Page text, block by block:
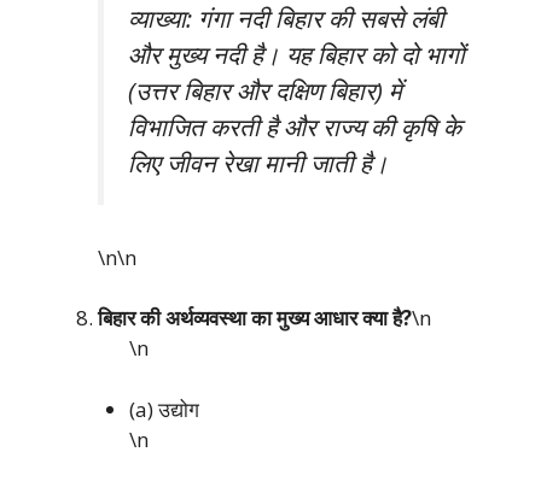
व्याख्या: गंगा नदी बिहार की सबसे लंबी
और मुख्य नदी है। यह बिहार को दो भागों
(उत्तर बिहार और दक्षिण बिहार) में
विभाजित करती है और राज्य की कृषि के
लिए जीवन रेखा मानी जाती है।
\n\n
बिहार की अर्थव्यवस्था का मुख्य आधार क्या है?\n
\n
(a) उद्योग
\n